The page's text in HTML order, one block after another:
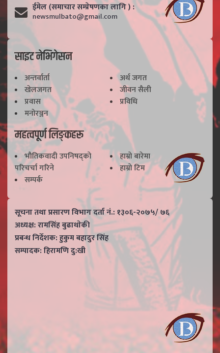
ईमेल (समाचार सम्प्रेषणका लागि ) :
newsmulbato@gmail.com
साइट नेभिगेसन
अन्तर्वार्ता
अर्थ जगत
खेलजगत
जीवन सैली
प्रवास
प्रविधि
मनोरञ्जन
महत्वपूर्ण लिङ्कहरू
भाैतिकवादी उपनिषद्काे
परिचर्चा गरिने
हाम्राे बारेमा
हाम्राे टिम
सम्पर्क
सूचना तथा प्रसारण विभाग दर्ता नं.: १३०६-२०७५/ ७६
अध्यक्ष: रामसिंह बुढाथाेकी
प्रबन्ध निर्देशक: हुकुम बहादुर सिंह
सम्पादक: हिरामणि दु:खी